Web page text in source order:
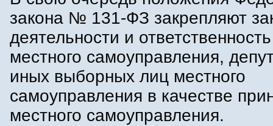
закона № 131-ФЗ закрепляют
деятельности и
местного самоуправления,
иных выборных лиц местного
самоуправления в качестве
местного самоуправления.